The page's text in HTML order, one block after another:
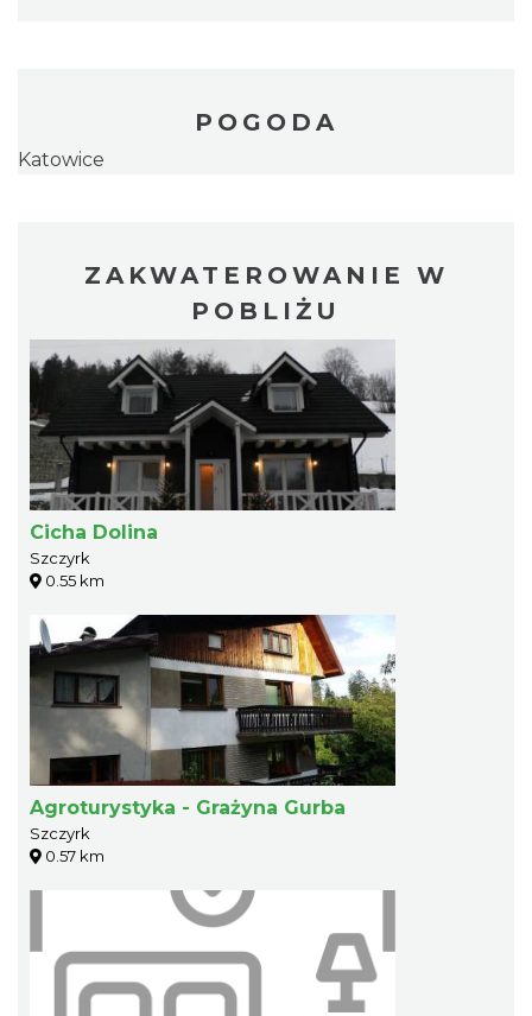
POGODA
Katowice
ZAKWATEROWANIE W
POBLIŻU
Cicha Dolina
Szczyrk
0.55 km
Agroturystyka - Grażyna Gurba
Szczyrk
0.57 km